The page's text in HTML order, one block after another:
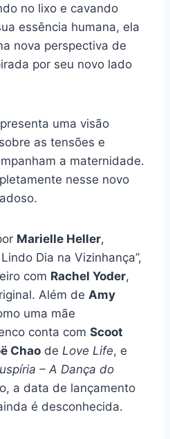
no lixo e cavando
essência humana, ela
nova perspectiva de
por seu novo lado
uma visão
as tensões e
a maternidade.
nesse novo
Marielle Heller,
Dia na Vizinhança”,
com Rachel Yoder,
Além de Amy
uma mãe
conta com Scoot
Chao de Love Life, e
– A Dança do
a data de lançamento
é desconhecida.